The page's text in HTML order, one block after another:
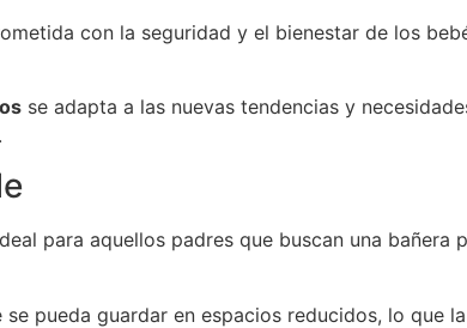
con la seguridad y el bienestar de los
se adapta a las nuevas tendencias y
para aquellos padres que buscan una bañera
pueda guardar en espacios reducidos, lo que